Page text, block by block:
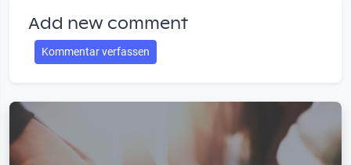
Add new comment
Kommentar verfassen